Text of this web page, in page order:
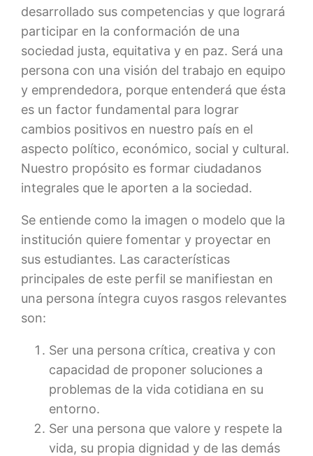
desarrollado sus competencias y que logrará
participar en la conformación de una
sociedad justa, equitativa y en paz. Será una
persona con una visión del trabajo en equipo
y emprendedora, porque entenderá que ésta
es un factor fundamental para lograr
cambios positivos en nuestro país en el
aspecto político, económico, social y cultural.
Nuestro propósito es formar ciudadanos
integrales que le aporten a la sociedad.
Se entiende como la imagen o modelo que la
institución quiere fomentar y proyectar en
sus estudiantes. Las características
principales de este perfil se manifiestan en
una persona íntegra cuyos rasgos relevantes
son:
Ser una persona crítica, creativa y con
capacidad de proponer soluciones a
problemas de la vida cotidiana en su
entorno.
Ser una persona que valore y respete la
vida, su propia dignidad y de las demás